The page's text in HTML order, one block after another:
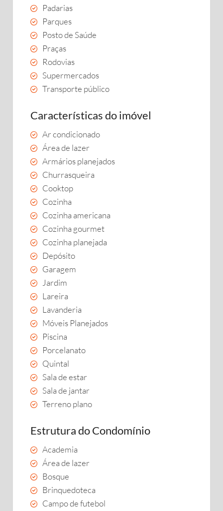
Padarias
Parques
Posto de Saúde
Praças
Rodovias
Supermercados
Transporte público
Características do imóvel
Ar condicionado
Área de lazer
Armários planejados
Churrasqueira
Cooktop
Cozinha
Cozinha americana
Cozinha gourmet
Cozinha planejada
Depósito
Garagem
Jardim
Lareira
Lavanderia
Móveis Planejados
Piscina
Porcelanato
Quintal
Sala de estar
Sala de jantar
Terreno plano
Estrutura do Condomínio
Academia
Área de lazer
Bosque
Brinquedoteca
Campo de futebol